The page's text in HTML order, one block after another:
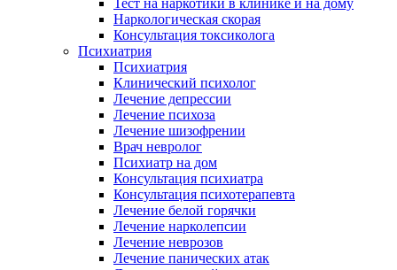
Тест на наркотики в клинике и на дому
Наркологическая скорая
Консультация токсиколога
Психиатрия
Психиатрия
Клинический психолог
Лечение депрессии
Лечение психоза
Лечение шизофрении
Врач невролог
Психиатр на дом
Консультация психиатра
Консультация психотерапевта
Лечение белой горячки
Лечение нарколепсии
Лечение неврозов
Лечение панических атак